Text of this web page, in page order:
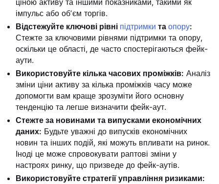
ціною активу та іншими показниками, такими як
імпульс або обʼєм торгів.
Відстежуйте ключові рівні підтримки та опору:
Стежте за ключовими рівнями підтримки та опору,
оскільки це області, де часто спостерігаються фейк-
аути.
Використовуйте кілька часових проміжків: Аналіз
зміни ціни активу за кілька проміжків часу може
допомогти вам краще зрозуміти його основну
тенденцію та легше визначити фейк-аут.
Стежте за новинами та випусками економічних
даних: Будьте уважні до випусків економічних
новин та інших подій, які можуть впливати на ринок.
Іноді це може спровокувати раптові зміни у
настроях ринку, що призведе до фейк-аутів.
Використовуйте стратегії управління ризиками: